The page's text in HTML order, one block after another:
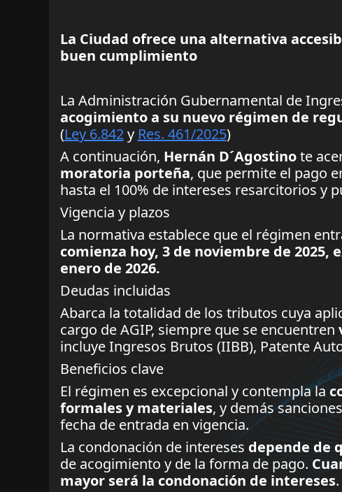
La Ciudad ofrece una alternativa
buen cumplimiento
La Administración Gubernamental de
acogimiento a su nuevo régimen de
(Ley 6.842y Res. 461/2025)
A continuación, Hernán D´Agostinote
moratoria porteña, que permite el pago
hasta el 100% de intereses resarcitorios y
Vigencia y plazos
La normativa establece que el régimen
comienza hoy, 3 de noviembre de 2025,
enero de 2026.
Deudas incluidas
Abarca la totalidad de los tributos cuya
cargo de AGIP, siempre que se encuentren
incluye Ingresos Brutos (IIBB), Patente
Beneficios clave
El régimen es excepcional y contempla la
formales y materiales, y demás
fecha de entrada en vigencia.
La condonación de intereses depende de
de acogimiento y de la forma de pago.
mayor será la condonación de intereses.